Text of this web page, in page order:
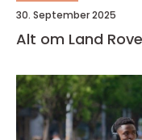
30. September 2025
Alt om Land